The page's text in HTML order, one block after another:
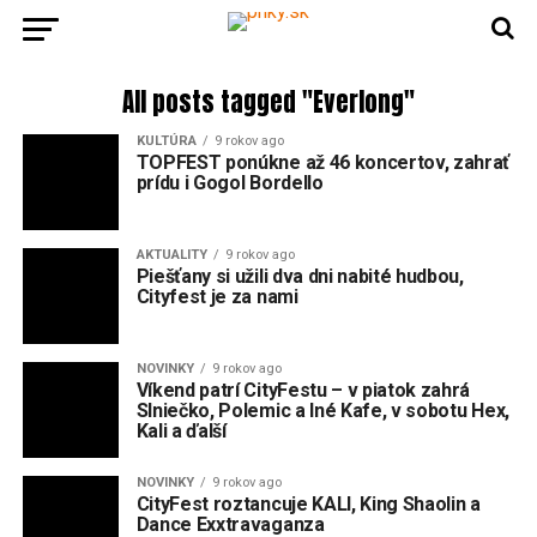
All posts tagged "Everlong"
KULTÚRA 9 rokov ago
TOPFEST ponúkne až 46 koncertov, zahrať
prídu i Gogol Bordello
AKTUALITY 9 rokov ago
Piešťany si užili dva dni nabité hudbou,
Cityfest je za nami
NOVINKY 9 rokov ago
Víkend patrí CityFestu – v piatok zahrá
Slniečko, Polemic a Iné Kafe, v sobotu Hex,
Kali a ďalší
NOVINKY 9 rokov ago
CityFest roztancuje KALI, King Shaolin a
Dance Exxtravaganza